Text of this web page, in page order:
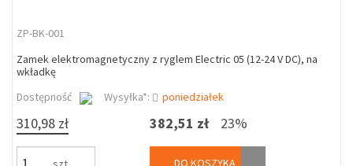
ZP-BK-001
Zamek elektromagnetyczny z ryglem Electric 05 (12-24 V DC), na
wkładkę
Dostępność
Wysyłka*: poniedziałek
310,98 zł 382,51 zł 23%
DO KOSZYKA